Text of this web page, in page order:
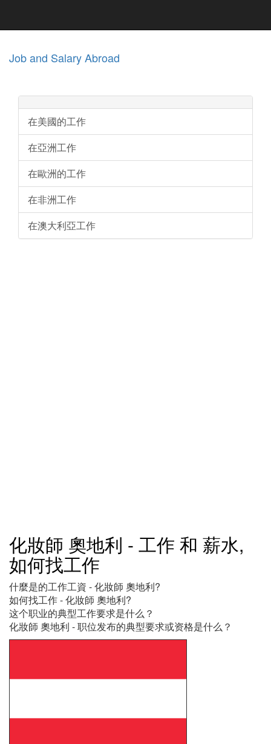
Job and Salary Abroad
在美國的工作
在亞洲工作
在歐洲的工作
在非洲工作
在澳大利亞工作
化妝師 奧地利 - 工作 和 薪水,
如何找工作
什麼是的工作工資 - 化妝師 奧地利?
如何找工作 - 化妝師 奧地利?
这个职业的典型工作要求是什么？
化妝師 奧地利 - 职位发布的典型要求或资格是什么？